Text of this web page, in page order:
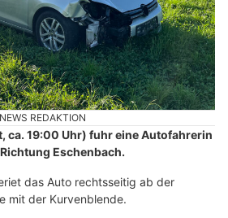
REDAKTION
ca. 19:00 Uhr) fuhr eine Autofahrerin
Eschenbach.
das Auto rechtsseitig ab der
mit der Kurvenblende.